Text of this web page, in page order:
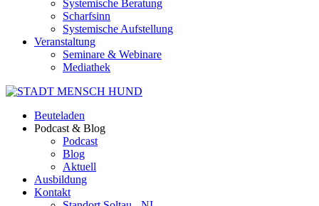
Systemische Beratung
Scharfsinn
Systemische Aufstellung
Veranstaltung
Seminare & Webinare
Mediathek
Beuteladen
Podcast & Blog
Podcast
Blog
Aktuell
Ausbildung
Kontakt